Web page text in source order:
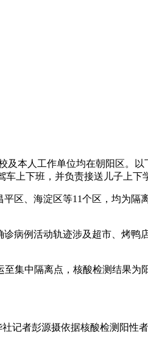
及本人工作单位均在朝阳区。
上下班，并负责接送儿子上下
区、海淀区等11个区，均为隔
病例活动轨迹涉及超市、烤鸭
集中隔离点，核酸检测结果为
记者彭源摄依据核酸检测阳性